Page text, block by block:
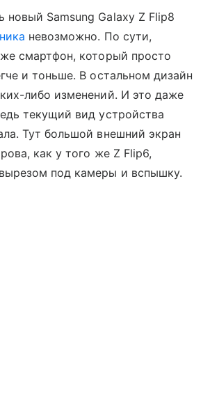
новый Samsung Galaxy Z Flip8
невозможно. По сути,
смартфон, который просто
и тоньше. В остальном дизайн
либо изменений. И это даже
текущий вид устройства
Тут большой внешний экран
как у того же Z Flip6,
под камеры и вспышку.